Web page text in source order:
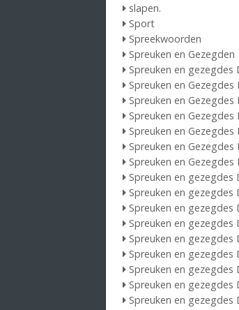
slapen.
Sport
Spreekwoorden
Spreuken en Gezegden
Spreuken en gezegdes
Spreuken en Gezegdes
Spreuken en Gezegdes
Spreuken en Gezegdes
Spreuken en Gezegdes
Spreuken en Gezegdes
Spreuken en Gezegdes
Spreuken en gezegdes
Spreuken en gezegdes
Spreuken en gezegdes
Spreuken en gezegdes
Spreuken en gezegdes
Spreuken en gezegdes
Spreuken en gezegdes
Spreuken en gezegdes
Spreuken en gezegdes